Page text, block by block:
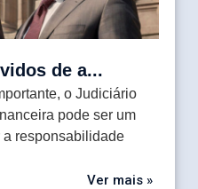
de a...
o Judiciário
pode ser um
a responsabilidade
Ver mais »